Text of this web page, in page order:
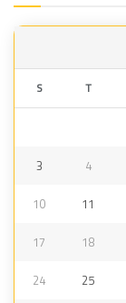
S T
3 4
10 11
17 18
24 25